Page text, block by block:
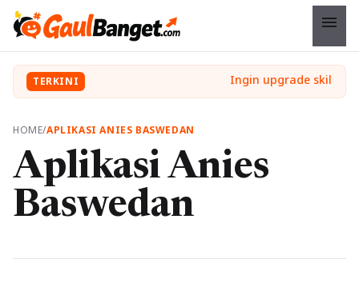
menu
TERKINI
HOME/APLIKASI ANIES BASWEDAN
Aplikasi Anies
Baswedan